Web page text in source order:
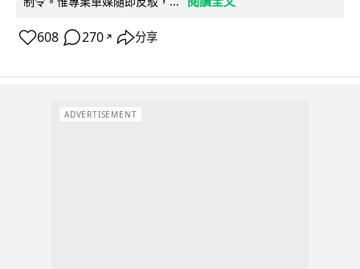
608 270 ↗ 分享
ADVERTISEMENT